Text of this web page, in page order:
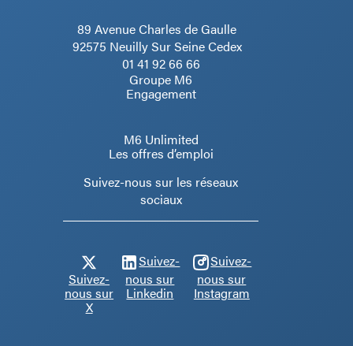
89 Avenue Charles de Gaulle
92575 Neuilly Sur Seine Cedex
01 41 92 66 66
Groupe M6
Engagement
M6 Unlimited
Les offres d’emploi
Suivez-nous sur les réseaux
sociaux
Suivez-
nous sur
X
Suivez-
nous sur
Linkedin
Suivez-
nous sur
Instagram